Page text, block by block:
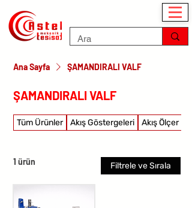
Ana Sayfa ŞAMANDIRALI VALF
ŞAMANDIRALI VALF
Tüm Ürünler Akış Göstergeleri Akış Ölçer
1 ürün Filtrele ve Sırala